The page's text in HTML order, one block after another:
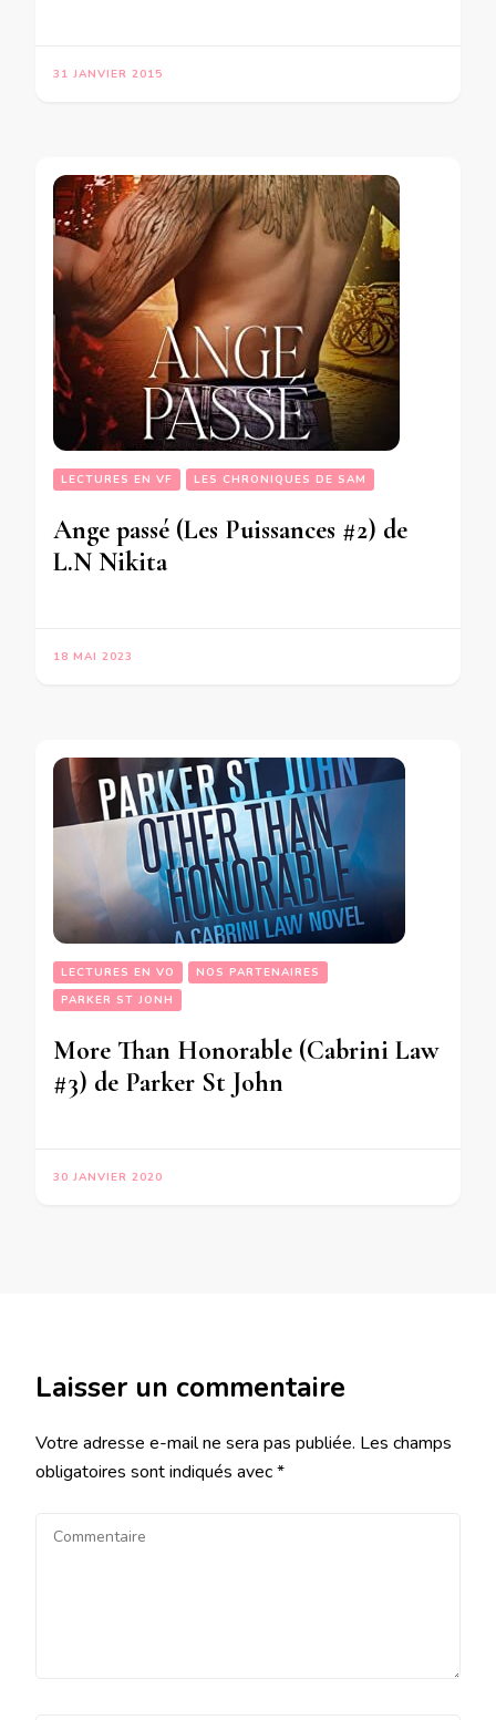
31 JANVIER 2015
LECTURES EN VF LES CHRONIQUES DE SAM
Ange passé (Les Puissances #2) de
L.N Nikita
18 MAI 2023
LECTURES EN VO
NOS PARTENAIRES
PARKER ST JONH
More Than Honorable (Cabrini Law
#3) de Parker St John
30 JANVIER 2020
Laisser un commentaire
Votre adresse e-mail ne sera pas publiée. Les champs
obligatoires sont indiqués avec*